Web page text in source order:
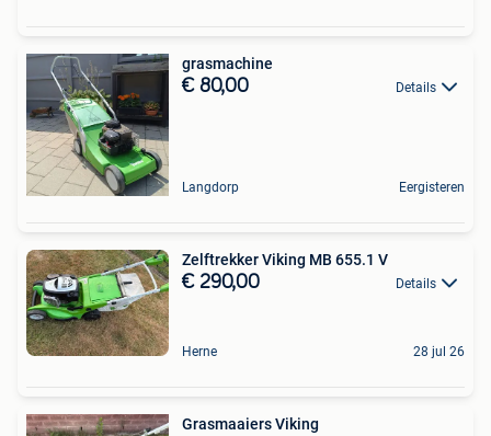
grasmachine
€ 80,00 Details
Langdorp Eergisteren
Zelftrekker Viking MB 655.1 V
€ 290,00 Details
Herne 28 jul 26
Grasmaaiers Viking